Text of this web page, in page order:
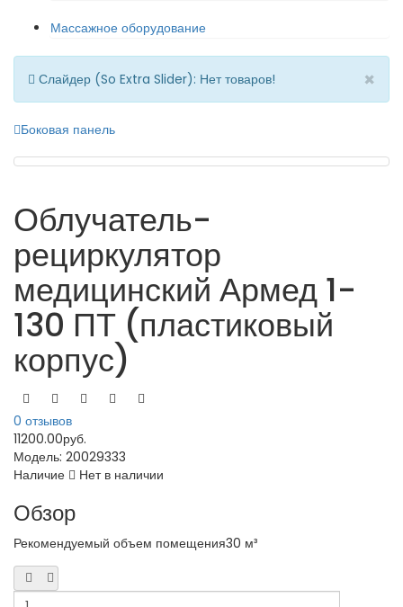
Массажное оборудование
Слайдер (So Extra Slider): Нет товаров! ×
Боковая панель
Облучатель-
рециркулятор
медицинский Армед 1-
130 ПТ (пластиковый
корпус)
0 отзывов
11200.00руб.
Модель: 20029333
Наличие
Нет в наличии
Обзор
Рекомендуемый объем помещения30 м³